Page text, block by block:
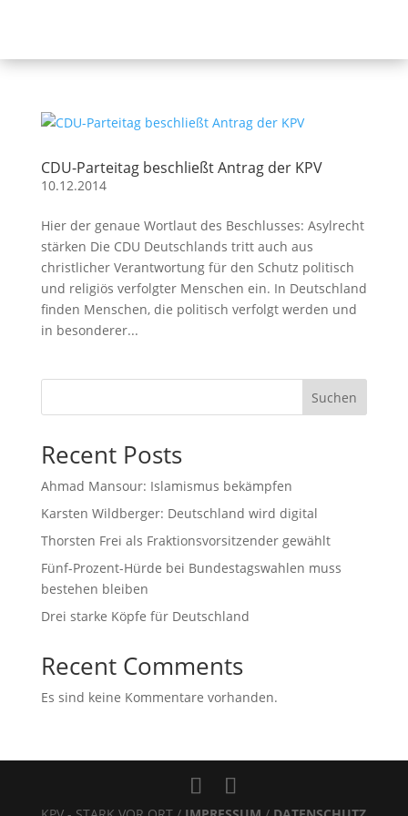
CDU-Parteitag beschließt Antrag der KPV
10.12.2014
Hier der genaue Wortlaut des Beschlusses: Asylrecht
stärken Die CDU Deutschlands tritt auch aus
christlicher Verantwortung für den Schutz politisch
und religiös verfolgter Menschen ein. In Deutschland
finden Menschen, die politisch verfolgt werden und
in besonderer...
Suchen
Recent Posts
Ahmad Mansour: Islamismus bekämpfen
Karsten Wildberger: Deutschland wird digital
Thorsten Frei als Fraktionsvorsitzender gewählt
Fünf-Prozent-Hürde bei Bundestagswahlen muss
bestehen bleiben
Drei starke Köpfe für Deutschland
Recent Comments
Es sind keine Kommentare vorhanden.